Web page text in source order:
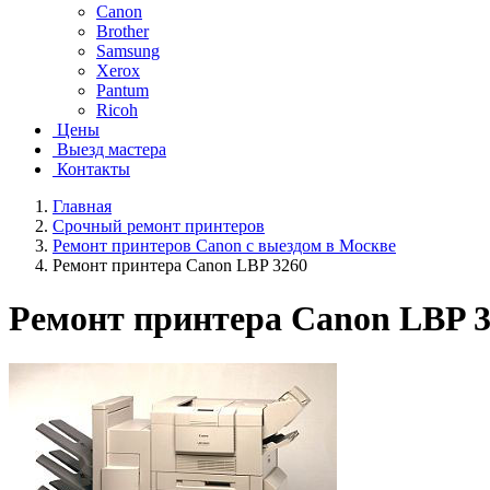
Canon
Brother
Samsung
Xerox
Pantum
Ricoh
Цены
Выезд мастера
Контакты
Главная
Срочный ремонт принтеров
Ремонт принтеров Canon с выездом в Москве
Ремонт принтера Canon LBP 3260
Ремонт принтера Canon LBP